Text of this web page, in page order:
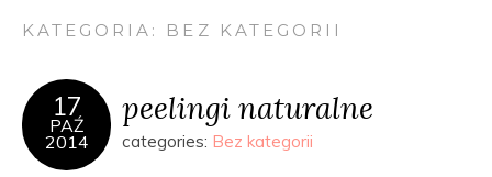
KATEGORIA: BEZ KATEGORII
17
PAŹ
2014
peelingi naturalne
categories: Bez kategorii